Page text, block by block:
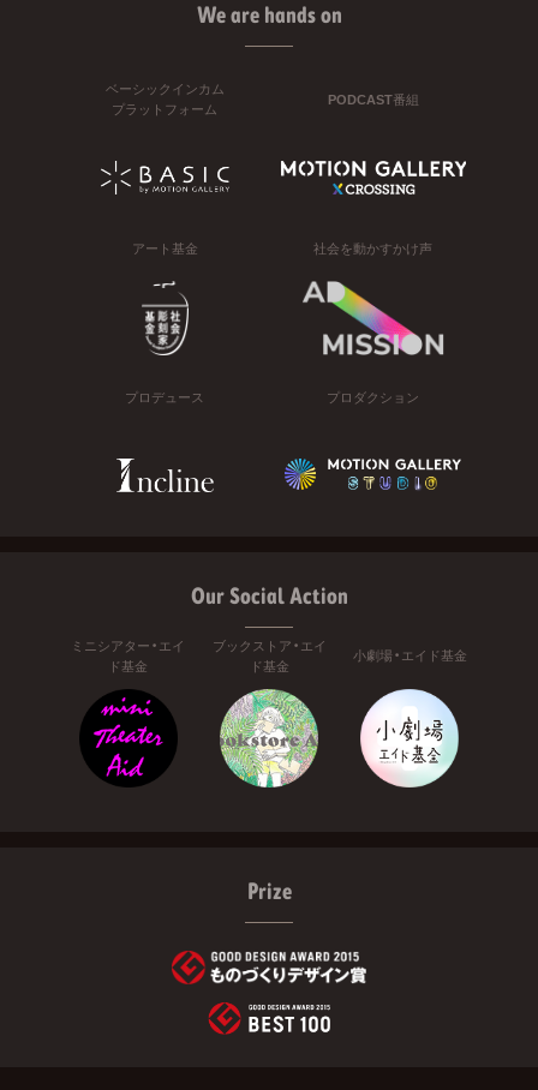
We are hands on
ベーシックインカム
プラットフォーム
PODCAST番組
アート基金 社会を動かすかけ声
プロデュース プロダクション
Our Social Action
ミニシアター・エイ
ド基金
ブックストア・エイ
ド基金
小劇場・エイド基金
Prize